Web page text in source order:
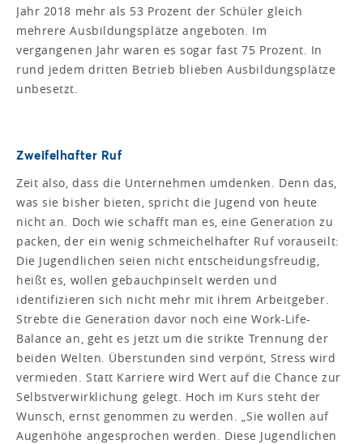
Jahr 2018 mehr als 53 Prozent der Schüler gleich
mehrere Ausbildungsplätze angeboten. Im
vergangenen Jahr waren es sogar fast 75 Prozent. In
rund jedem dritten Betrieb blieben Ausbildungsplätze
unbesetzt.
Zweifelhafter Ruf
Zeit also, dass die Unternehmen umdenken. Denn das,
was sie bisher bieten, spricht die Jugend von heute
nicht an. Doch wie schafft man es, eine Generation zu
packen, der ein wenig schmeichelhafter Ruf vorauseilt:
Die Jugendlichen seien nicht entscheidungsfreudig,
heißt es, wollen gebauchpinselt werden und
identifizieren sich nicht mehr mit ihrem Arbeitgeber.
Strebte die Generation davor noch eine Work-Life-
Balance an, geht es jetzt um die strikte Trennung der
beiden Welten. Überstunden sind verpönt, Stress wird
vermieden. Statt Karriere wird Wert auf die Chance zur
Selbstverwirklichung gelegt. Hoch im Kurs steht der
Wunsch, ernst genommen zu werden. „Sie wollen auf
Augenhöhe angesprochen werden. Diese Jugendlichen